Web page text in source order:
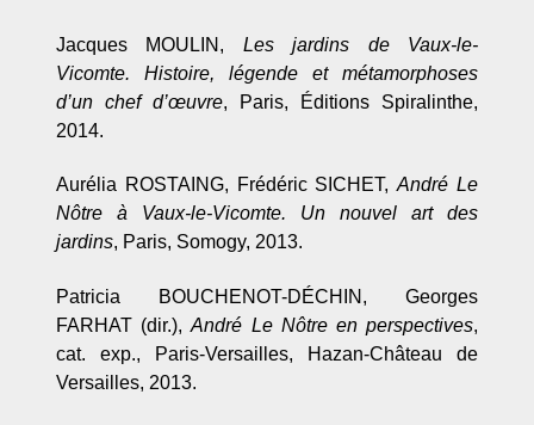
Jacques MOULIN, Les jardins de Vaux-le-
Vicomte. Histoire, légende et métamorphoses
d’un chef d’œuvre, Paris, Éditions Spiralinthe,
2014.
Aurélia ROSTAING, Frédéric SICHET,André Le
Nôtre à Vaux-le-Vicomte. Un nouvel art des
jardins, Paris, Somogy, 2013.
Patricia BOUCHENOT-DÉCHIN, Georges
FARHAT (dir.),André Le Nôtre en perspectives,
cat. exp., Paris-Versailles, Hazan-Château de
Versailles, 2013.